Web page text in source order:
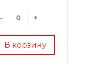
- +
В корзину